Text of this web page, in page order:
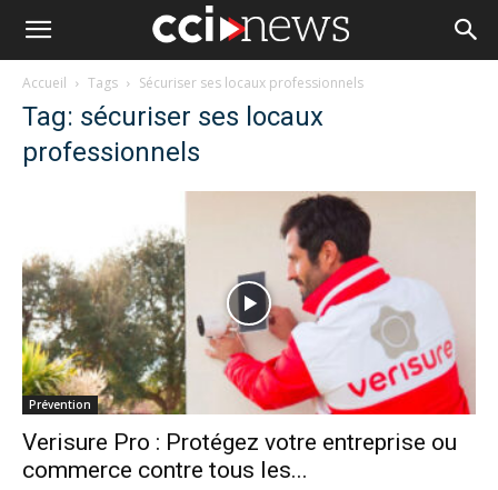
Accueil Tags Sécuriser ses locaux professionnels
Tag: sécuriser ses locaux
professionnels
Prévention
Verisure Pro : Protégez votre entreprise ou
commerce contre tous les...